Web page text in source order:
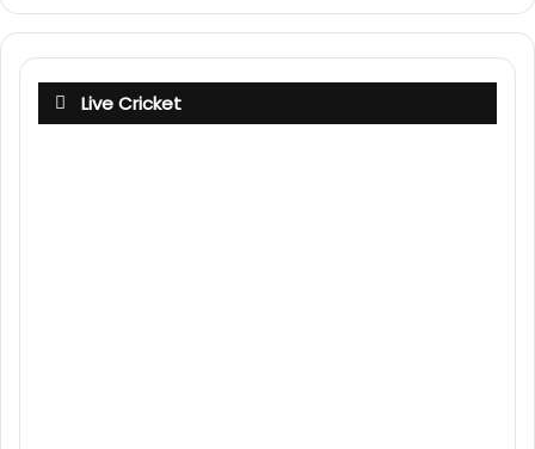
Live Cricket